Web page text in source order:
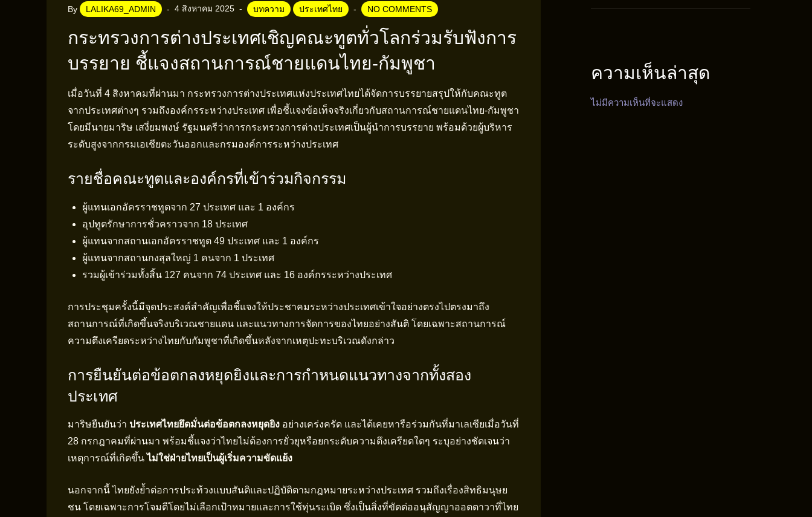
By LALIKA69_ADMIN 4 สิงหาคม 2025 บทความ ประเทศไทย NO COMMENTS
กระทรวงการต่างประเทศเชิญคณะทูตทั่วโลกร่วมรับฟังการ
บรรยาย ชี้แจงสถานการณ์ชายแดนไทย-กัมพูชา
เมื่อวันที่ 4 สิงหาคมที่ผ่านมา กระทรวงการต่างประเทศแห่งประเทศไทยได้จัดการบรรยายสรุปให้กับคณะทูต
จากประเทศต่างๆ รวมถึงองค์กรระหว่างประเทศ เพื่อชี้แจงข้อเท็จจริงเกี่ยวกับสถานการณ์ชายแดนไทย-กัมพูชา
โดยมีนายมาริษ เสงี่ยมพงษ์ รัฐมนตรีว่าการกระทรวงการต่างประเทศเป็นผู้นำการบรรยาย พร้อมด้วยผู้บริหาร
ระดับสูงจากกรมเอเชียตะวันออกและกรมองค์การระหว่างประเทศ
รายชื่อคณะทูตและองค์กรที่เข้าร่วมกิจกรรม
ผู้แทนเอกอัครราชทูตจาก 27 ประเทศ และ 1 องค์กร
อุปทูตรักษาการชั่วคราวจาก 18 ประเทศ
ผู้แทนจากสถานเอกอัครราชทูต 49 ประเทศ และ 1 องค์กร
ผู้แทนจากสถานกงสุลใหญ่ 1 คนจาก 1 ประเทศ
รวมผู้เข้าร่วมทั้งสิ้น 127 คนจาก 74 ประเทศ และ 16 องค์กรระหว่างประเทศ
การประชุมครั้งนี้มีจุดประสงค์สำคัญเพื่อชี้แจงให้ประชาคมระหว่างประเทศเข้าใจอย่างตรงไปตรงมาถึง
สถานการณ์ที่เกิดขึ้นจริงบริเวณชายแดน และแนวทางการจัดการของไทยอย่างสันติ โดยเฉพาะสถานการณ์
ความตึงเครียดระหว่างไทยกับกัมพูชาที่เกิดขึ้นหลังจากเหตุปะทะบริเวณดังกล่าว
การยืนยันต่อข้อตกลงหยุดยิงและการกำหนดแนวทางจากทั้งสอง
ประเทศ
มาริษยืนยันว่า ประเทศไทยยึดมั่นต่อข้อตกลงหยุดยิง อย่างเคร่งครัด และได้เคยหารือร่วมกันที่มาเลเซียเมื่อวันที่
28 กรกฎาคมที่ผ่านมา พร้อมชี้แจงว่าไทยไม่ต้องการยั่วยุหรือยกระดับความตึงเครียดใดๆ ระบุอย่างชัดเจนว่า
เหตุการณ์ที่เกิดขึ้นไม่ใช่ฝ่ายไทยเป็นผู้เริ่มความขัดแย้ง
นอกจากนี้ ไทยยังย้ำต่อการประท้วงแบบสันติและปฏิบัติตามกฎหมายระหว่างประเทศ รวมถึงเรื่องสิทธิมนุษย
ชน โดยเฉพาะการโจมตีโดยไม่เลือกเป้าหมายและการใช้ทุ่นระเบิด ซึ่งเป็นสิ่งที่ขัดต่ออนุสัญญาออตตาวาที่ไทย
ความเห็นล่าสุด
ไม่มีความเห็นที่จะแสดง